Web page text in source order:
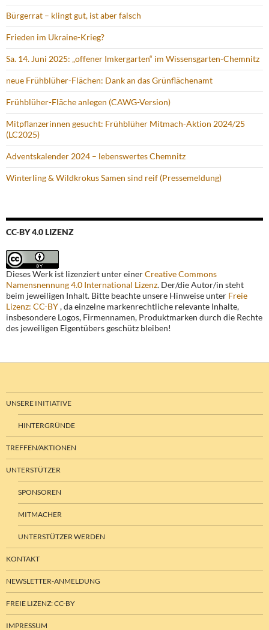
Bürgerrat – klingt gut, ist aber falsch
Frieden im Ukraine-Krieg?
Sa. 14. Juni 2025: „offener Imkergarten“ im Wissensgarten-Chemnitz
neue Frühblüher-Flächen: Dank an das Grünflächenamt
Frühblüher-Fläche anlegen (CAWG-Version)
Mitpflanzerinnen gesucht: Frühblüher Mitmach-Aktion 2024/25
(LC2025)
Adventskalender 2024 – lebenswertes Chemnitz
Winterling & Wildkrokus Samen sind reif (Pressemeldung)
CC-BY 4.0 LIZENZ
Dieses Werk ist lizenziert unter einerCreative Commons
Namensnennung 4.0 International Lizenz. Der/die Autor/in steht
beim jeweiligen Inhalt. Bitte beachte unsere Hinweise unter Freie
Lizenz: CC-BY, da einzelne markenrechtliche relevante Inhalte,
insbesondere Logos, Firmennamen, Produktmarken durch die Rechte
des jeweiligen Eigentübers geschütz bleiben!
UNSERE INITIATIVE
HINTERGRÜNDE
TREFFEN/AKTIONEN
UNTERSTÜTZER
SPONSOREN
MITMACHER
UNTERSTÜTZER WERDEN
KONTAKT
NEWSLETTER-ANMELDUNG
FREIE LIZENZ: CC-BY
IMPRESSUM